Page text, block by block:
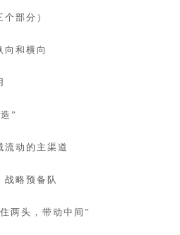
部分）
向和横向
”
流动的主渠道
战略预备队
两头，带动中间”